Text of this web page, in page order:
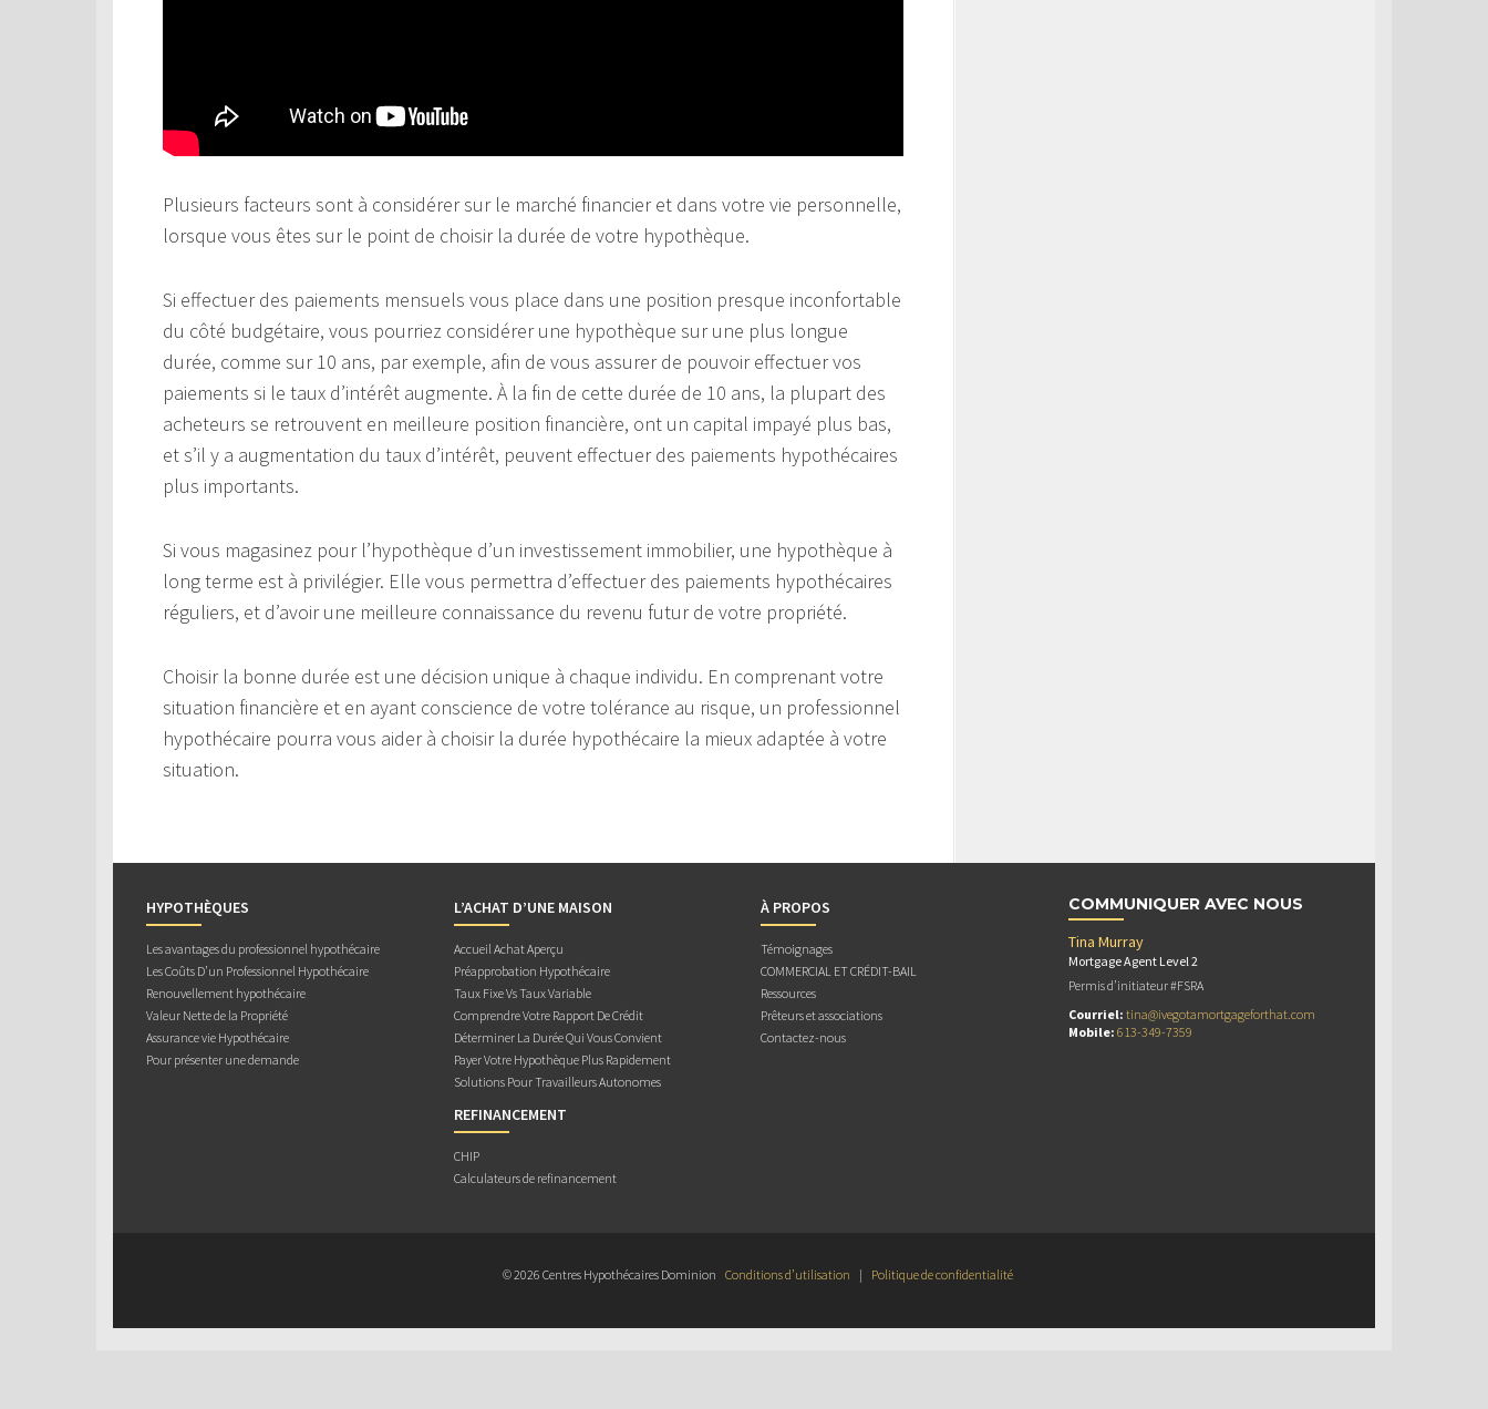
Plusieurs facteurs sont à considérer sur le marché financier et dans votre vie personnelle,
lorsque vous êtes sur le point de choisir la durée de votre hypothèque.
Si effectuer des paiements mensuels vous place dans une position presque inconfortable
du côté budgétaire, vous pourriez considérer une hypothèque sur une plus longue
durée, comme sur 10 ans, par exemple, afin de vous assurer de pouvoir effectuer vos
paiements si le taux d’intérêt augmente. À la fin de cette durée de 10 ans, la plupart des
acheteurs se retrouvent en meilleure position financière, ont un capital impayé plus bas,
et s’il y a augmentation du taux d’intérêt, peuvent effectuer des paiements hypothécaires
plus importants.
Si vous magasinez pour l’hypothèque d’un investissement immobilier, une hypothèque à
long terme est à privilégier. Elle vous permettra d’effectuer des paiements hypothécaires
réguliers, et d’avoir une meilleure connaissance du revenu futur de votre propriété.
Choisir la bonne durée est une décision unique à chaque individu. En comprenant votre
situation financière et en ayant conscience de votre tolérance au risque, un professionnel
hypothécaire pourra vous aider à choisir la durée hypothécaire la mieux adaptée à votre
situation.
HYPOTHÈQUES
Les avantages du professionnel hypothécaire
Les Coûts D’un Professionnel Hypothécaire
Renouvellement hypothécaire
Valeur Nette de la Propriété
Assurance vie Hypothécaire
Pour présenter une demande
L’ACHAT D’UNE MAISON
Accueil Achat Aperçu
Préapprobation Hypothécaire
Taux Fixe Vs Taux Variable
Comprendre Votre Rapport De Crédit
Déterminer La Durée Qui Vous Convient
Payer Votre Hypothèque Plus Rapidement
Solutions Pour Travailleurs Autonomes
REFINANCEMENT
CHIP
Calculateurs de refinancement
À PROPOS
Témoignages
COMMERCIAL ET CRÉDIT-BAIL
Ressources
Prêteurs et associations
Contactez-nous
COMMUNIQUER AVEC NOUS
Tina Murray
Mortgage Agent Level 2
Permis d’initiateur #FSRA
Courriel: tina@ivegotamortgageforthat.com
Mobile: 613-349-7359
© 2026 Centres Hypothécaires Dominion Conditions d’utilisation | Politique de confidentialité